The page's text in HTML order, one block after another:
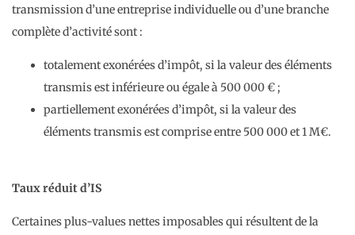
transmission d’une entreprise individuelle ou d’une branche
complète d’activité sont :
totalement exonérées d’impôt, si la valeur des éléments
transmis est inférieure ou égale à 500 000 € ;
partiellement exonérées d’impôt, si la valeur des
éléments transmis est comprise entre 500 000 et 1 M€.
Taux réduit d’IS
Certaines plus-values nettes imposables qui résultent de la